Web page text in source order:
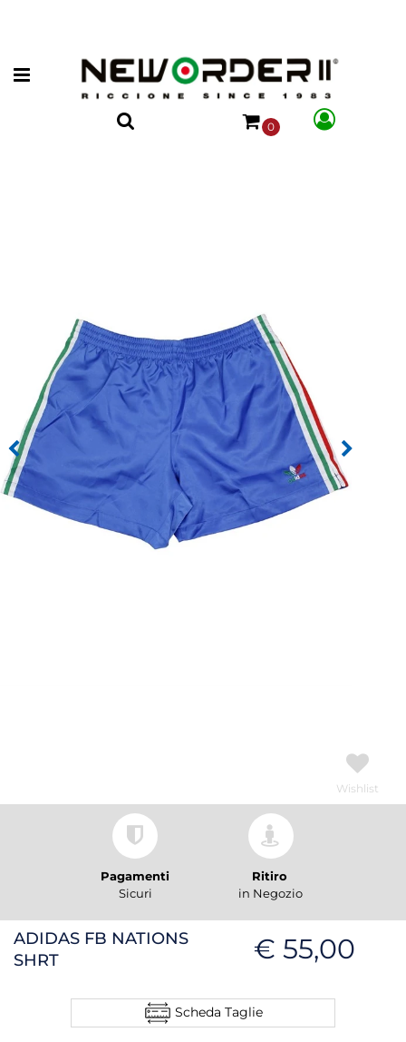
Open menu
0
Wishlist
Pagamenti
Sicuri
Ritiro
in Negozio
ADIDAS FB NATIONS
SHRT
€ 55,00
Scheda Taglie